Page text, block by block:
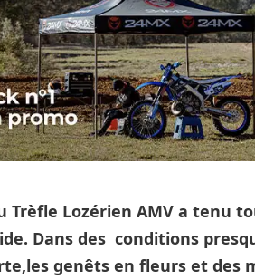
Trèfle Lozérien AMV a tenu
Dans des conditions
genêts en fleurs et des